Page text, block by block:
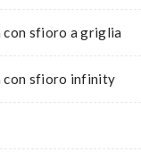
sfioro a griglia
con sfioro infinity